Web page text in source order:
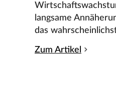
langsame
das
Zum Artikel